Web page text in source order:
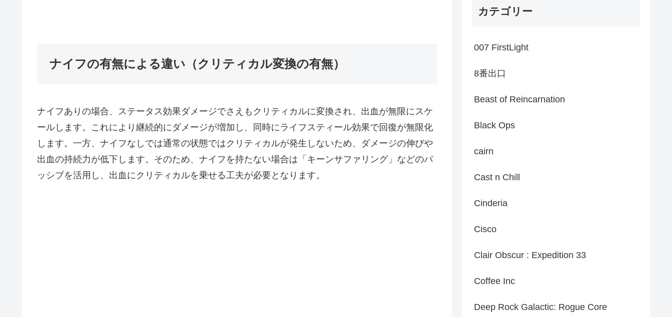
ナイフの有無による違い（クリティカル変換の有無）
ナイフありの場合、ステータス効果ダメージでさえもクリティカルに変換され、出血が無限にスケ
ールします。これにより継続的にダメージが増加し、同時にライフスティール効果で回復が無限化
します。一方、ナイフなしでは通常の状態ではクリティカルが発生しないため、ダメージの伸びや
出血の持続力が低下します。そのため、ナイフを持たない場合は「キーンサファリング」などのパ
ッシブを活用し、出血にクリティカルを乗せる工夫が必要となります。
カテゴリー
007 FirstLight
8番出口
Beast of Reincarnation
Black Ops
cairn
Cast n Chill
Cinderia
Cisco
Clair Obscur : Expedition 33
Coffee Inc
Deep Rock Galactic: Rogue Core